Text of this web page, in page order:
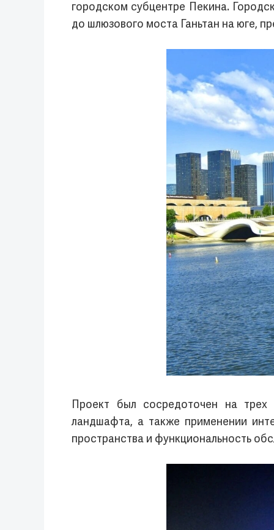
городском субцентре Пекина.
до шлюзового моста Ганьтан на юге,
Проект был сосредоточен на трех
ландшафта, а также применении
пространства и функциональность